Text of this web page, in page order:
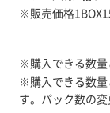
※販売価格
※購入できる数量
※購入できる数量
す。パック数の変